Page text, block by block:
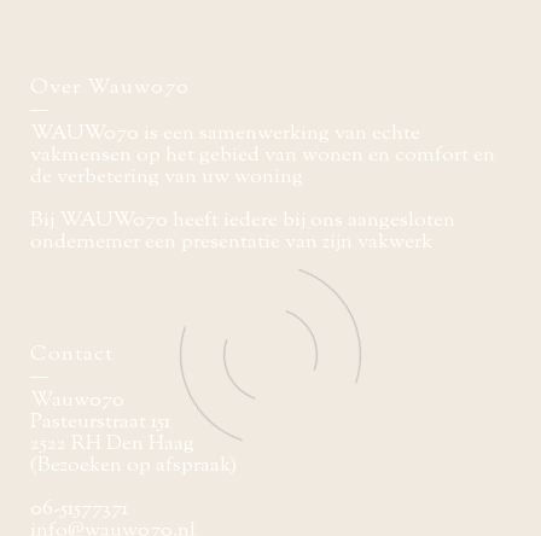
Over Wauw070
WAUW070 is een samenwerking van echte
vakmensen op het gebied van wonen en comfort en
de verbetering van uw woning
Bij WAUW070 heeft iedere bij ons aangesloten
ondernemer een presentatie van zijn vakwerk
Contact
Wauw070
Pasteurstraat 151
2522 RH Den Haag
(Bezoeken op afspraak)
06-51577371